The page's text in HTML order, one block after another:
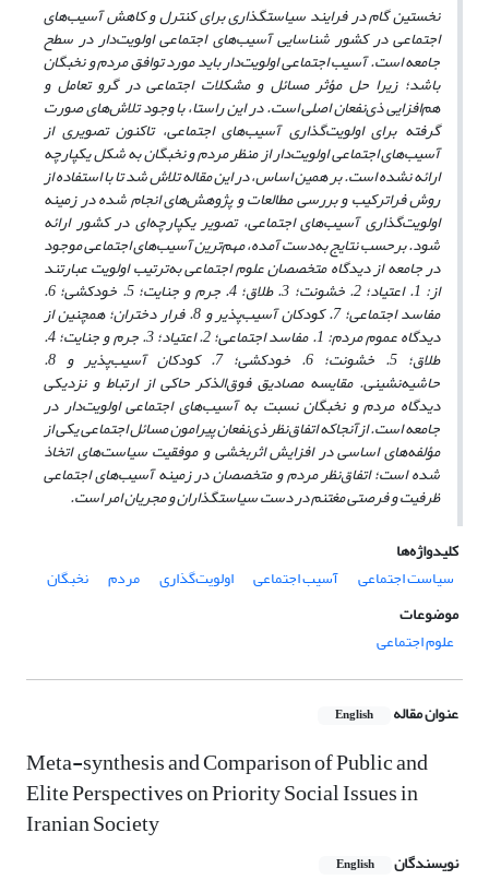
نخستین گام در فرایند سیاستگذاری برای کنترل و کاهش آسیب‌های
اجتماعی در کشور شناسایی آسیب‌های اجتماعی اولویتدار در سطح
جامعه است. آسیب اجتماعی اولویت‌دار باید مورد توافق مردم و نخبگان
باشد؛ زیرا حل مؤثر مسائل و مشکلات اجتماعی در گرو تعامل و
همافزایی ذینفعان اصلی است. در این راستا، با وجود تلاشهای صورت
گرفته برای اولویتگذاری آسیب‌های اجتماعی، تاکنون تصویری از
آسیب‌های اجتماعی اولویتدار از منظر مردم و نخبگان به شکل یکپارچه
ارائه نشده است. بر همین اساس، در این مقاله تلاش شد تا با استفاده از
روش فراترکیب و بررسی مطالعات و پژوهشهای انجام شده در زمینه
اولویت‌گذاری آسیب‌های اجتماعی، تصویر یکپارچه‌ای در کشور ارائه
شود. برحسب نتایج به‌دست‌ آمده، مهم‌ترین آسیب‌های اجتماعی موجود
در جامعه از دیدگاه متخصصان علوم اجتماعی به‌ترتیب اولویت عبارتند
از: 1. اعتیاد؛ 2. خشونت؛ 3. طلاق؛ 4. جرم و جنایت؛ 5. خودکشی؛ 6.
مفاسد اجتماعی؛ 7. کودکان آسیب‌پذیر و 8. فرار دختران؛ همچنین از
دیدگاه عموم مردم: 1. مفاسد اجتماعی؛ 2. اعتیاد؛ 3. جرم و جنایت؛ 4.
طلاق؛ 5. خشونت؛ 6. خودکشی؛ 7. کودکان آسیب پذیر و 8.
حاشیهنشینی. مقایسه مصادیق فوق‌الذکر حاکی از ارتباط و نزدیکی
دیدگاه مردم و نخبگان نسبت به آسیب‌های اجتماعی اولویتدار در
جامعه است. ازآنجا‌‌که اتفاق‌نظر ذینفعان پیرامون مسائل اجتماعی یکی از
مؤلفههای اساسی در افزایش اثربخشی و موفقیت سیاستهای اتخاذ
شده است؛ اتفاق‌نظر مردم و متخصصان در زمینه آسیب‌های اجتماعی
ظرفیت و فرصتی مغتنم در دست سیاستگذاران و مجریان امر است.
کلیدواژه‌ها
سیاست اجتماعی
آسیب اجتماعی اولویت‌‌گذاری مردم
نخبگان
موضوعات
علوم اجتماعی
عنوان مقاله English
Meta-synthesis and Comparison of Public and
Elite Perspectives on Priority Social Issues in
Iranian Society
نویسندگان English